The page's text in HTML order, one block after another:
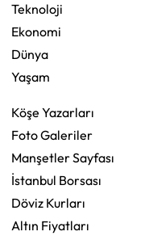
Teknoloji
Ekonomi
Dünya
Yaşam
Köşe Yazarları
Foto Galeriler
Manşetler Sayfası
İstanbul Borsası
Döviz Kurları
Altın Fiyatları